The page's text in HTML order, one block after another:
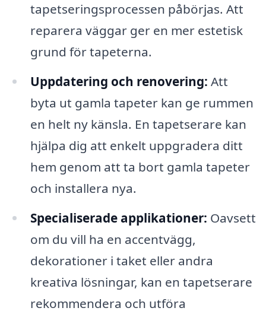
tapetseringsprocessen påbörjas. Att
reparera väggar ger en mer estetisk
grund för tapeterna.
Uppdatering och renovering: Att
byta ut gamla tapeter kan ge rummen
en helt ny känsla. En tapetserare kan
hjälpa dig att enkelt uppgradera ditt
hem genom att ta bort gamla tapeter
och installera nya.
Specialiserade applikationer: Oavsett
om du vill ha en accentvägg,
dekorationer i taket eller andra
kreativa lösningar, kan en tapetserare
rekommendera och utföra